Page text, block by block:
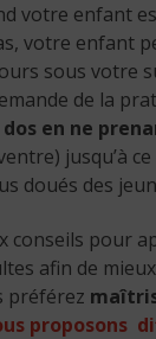
votre enfant
votre enfant
sous votre
de la
en ne
jusqu’à ce
doués des
conseils pour
afin de
préférez
proposons